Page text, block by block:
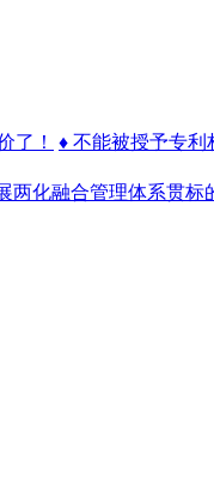
了！ ♦ 不能被授予专利
两化融合管理体系贯标